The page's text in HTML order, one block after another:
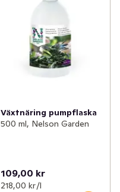
Växtnäring pumpflaska
500 ml, Nelson Garden
109,00 kr
218,00 kr /l